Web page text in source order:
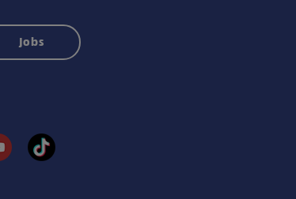
Jobs